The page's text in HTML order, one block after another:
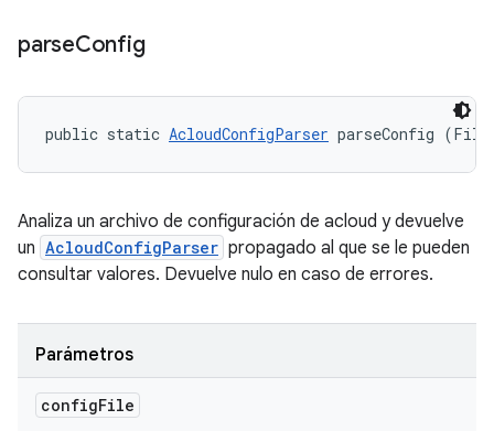
parseConfig
public static AcloudConfigParser parseConfig
Analiza un archivo de configuración de acloud y devuelve
un AcloudConfigParser propagado al que se le pueden
consultar valores. Devuelve nulo en caso de errores.
Parámetros
configFile